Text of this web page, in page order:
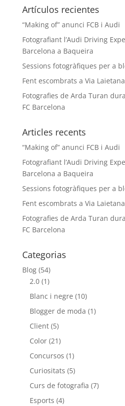
Artículos recientes
“Making of” anunci FCB i Audi
Fotografiant l’Audi Driving
Barcelona a Baqueira
Sessions fotogràfiques per a
Fent escombrats a Via
Fotografies de Arda Turan
FC Barcelona
Articles recents
“Making of” anunci FCB i Audi
Fotografiant l’Audi Driving
Barcelona a Baqueira
Sessions fotogràfiques per a
Fent escombrats a Via
Fotografies de Arda Turan
FC Barcelona
Categorias
Blog(54)
2.0(1)
Blanc i negre (10)
Blogger de moda (1)
Client(5)
Color(21)
Concursos (1)
Curiositats (5)
Curs de fotografia (7)
Esports (4)